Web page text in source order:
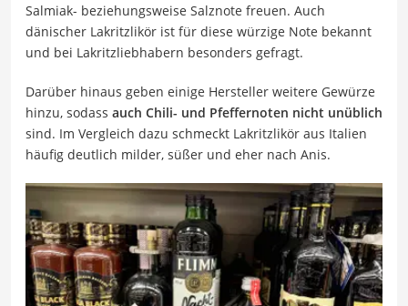
Salmiak- beziehungsweise Salznote freuen. Auch
dänischer Lakritzlikör ist für diese würzige Note bekannt
und bei Lakritzliebhabern besonders gefragt.
Darüber hinaus geben einige Hersteller weitere Gewürze
hinzu, sodass auch Chili- und Pfeffernoten nicht unüblich
sind. Im Vergleich dazu schmeckt Lakritzlikör aus Italien
häufig deutlich milder, süßer und eher nach Anis.